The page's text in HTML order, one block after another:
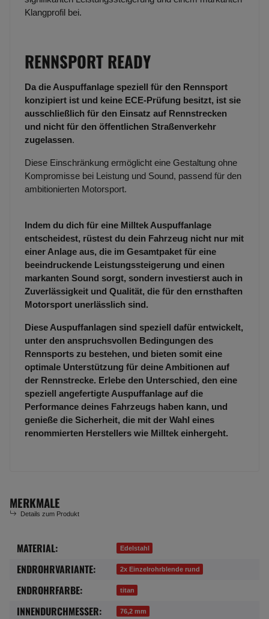
Klangprofil bei.
RENNSPORT READY
Da die Auspuffanlage speziell für den Rennsport
konzipiert ist und keine ECE-Prüfung besitzt, ist sie
ausschließlich für den Einsatz auf Rennstrecken
und nicht für den öffentlichen Straßenverkehr
zugelassen.
Diese Einschränkung ermöglicht eine Gestaltung ohne
Kompromisse bei Leistung und Sound, passend für den
ambitionierten Motorsport.
Indem du dich für eine Milltek Auspuffanlage
entscheidest, rüstest du dein Fahrzeug nicht nur mit
einer Anlage aus, die im Gesamtpaket für eine
beeindruckende Leistungssteigerung und einen
markanten Sound sorgt, sondern investierst auch in
Zuverlässigkeit und Qualität, die für den ernsthaften
Motorsport unerlässlich sind.
Diese Auspuffanlagen sind speziell dafür entwickelt,
unter den anspruchsvollen Bedingungen des
Rennsports zu bestehen, und bieten somit eine
optimale Unterstützung für deine Ambitionen auf
der Rennstrecke. Erlebe den Unterschied, den eine
speziell angefertigte Auspuffanlage auf die
Performance deines Fahrzeugs haben kann, und
genieße die Sicherheit, die mit der Wahl eines
renommierten Herstellers wie Milltek einhergeht.
MERKMALE
Details zum Produkt
Produkteigenschaft
Wert
MATERIAL: Edelstahl
ENDROHRVARIANTE: 2x Einzelrohrblende rund
ENDROHRFARBE: titan
INNENDURCHMESSER: 76,2 mm